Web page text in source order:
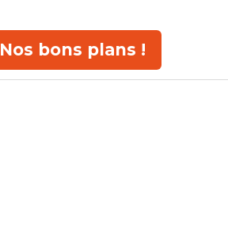
Nos bons plans !